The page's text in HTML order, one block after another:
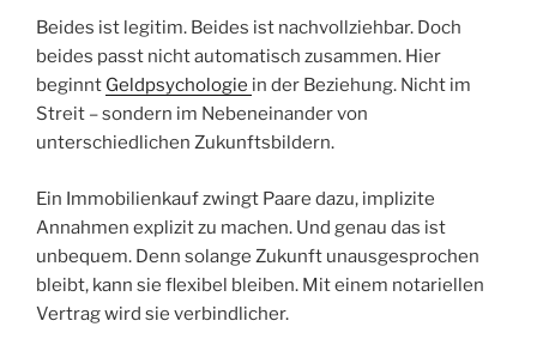
Beides ist legitim. Beides ist nachvollziehbar. Doch
beides passt nicht automatisch zusammen. Hier
beginnt Geldpsychologie in der Beziehung. Nicht im
Streit – sondern im Nebeneinander von
unterschiedlichen Zukunftsbildern.
Ein Immobilienkauf zwingt Paare dazu, implizite
Annahmen explizit zu machen. Und genau das ist
unbequem. Denn solange Zukunft unausgesprochen
bleibt, kann sie flexibel bleiben. Mit einem notariellen
Vertrag wird sie verbindlicher.